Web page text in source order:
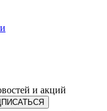
и акций